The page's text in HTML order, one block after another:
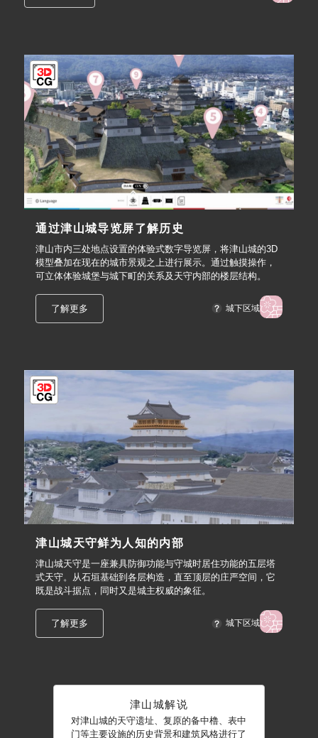
通过津山城导览屏了解历史
津山市内三处地点设置的体验式数字导览屏，将津山城的3D
模型叠加在现在的城市景观之上进行展示。通过触摸操作，
可立体体验城堡与城下町的关系及天守内部的楼层结构。
了解更多 城下区域
津山城天守鲜为人知的内部
津山城天守是一座兼具防御功能与守城时居住功能的五层塔
式天守。从石垣基础到各层构造，直至顶层的庄严空间，它
既是战斗据点，同时又是城主权威的象征。
了解更多 城下区域
津山城解说
对津山城的天守遗址、复原的备中橹、表中
门等主要设施的历史背景和建筑风格进行了